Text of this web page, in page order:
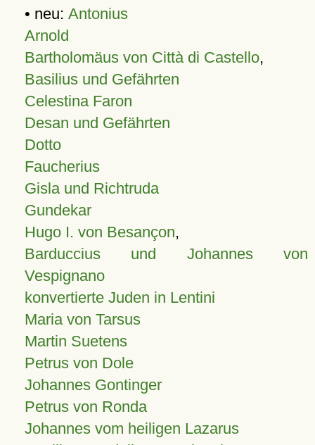
• neu: Antonius
Arnold
Bartholomäus von Città di Castello,
Basilius und Gefährten
Celestina Faron
Desan und Gefährten
Dotto
Faucherius
Gisla und Richtruda
Gundekar
Hugo I. von Besançon,
Barduccius und Johannes von
Vespignano
konvertierte Juden in Lentini
Maria von Tarsus
Martin Suetens
Petrus von Dole
Johannes Gontinger
Petrus von Ronda
Johannes vom heiligen Lazarus